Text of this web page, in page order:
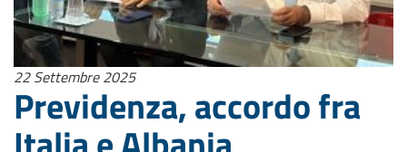
22 Settembre 2025
Previdenza, accordo fra